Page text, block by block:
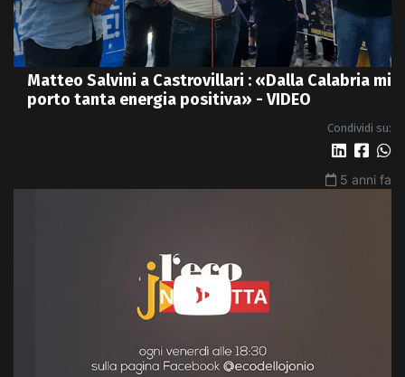
Matteo Salvini a Castrovillari : «Dalla Calabria mi
porto tanta energia positiva» - VIDEO
Condividi su:
5 anni fa